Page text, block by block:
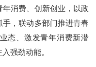
消费、创新创业，以政
，联动多部门推进青春
态、激发青年消费新潜
强劲动能。